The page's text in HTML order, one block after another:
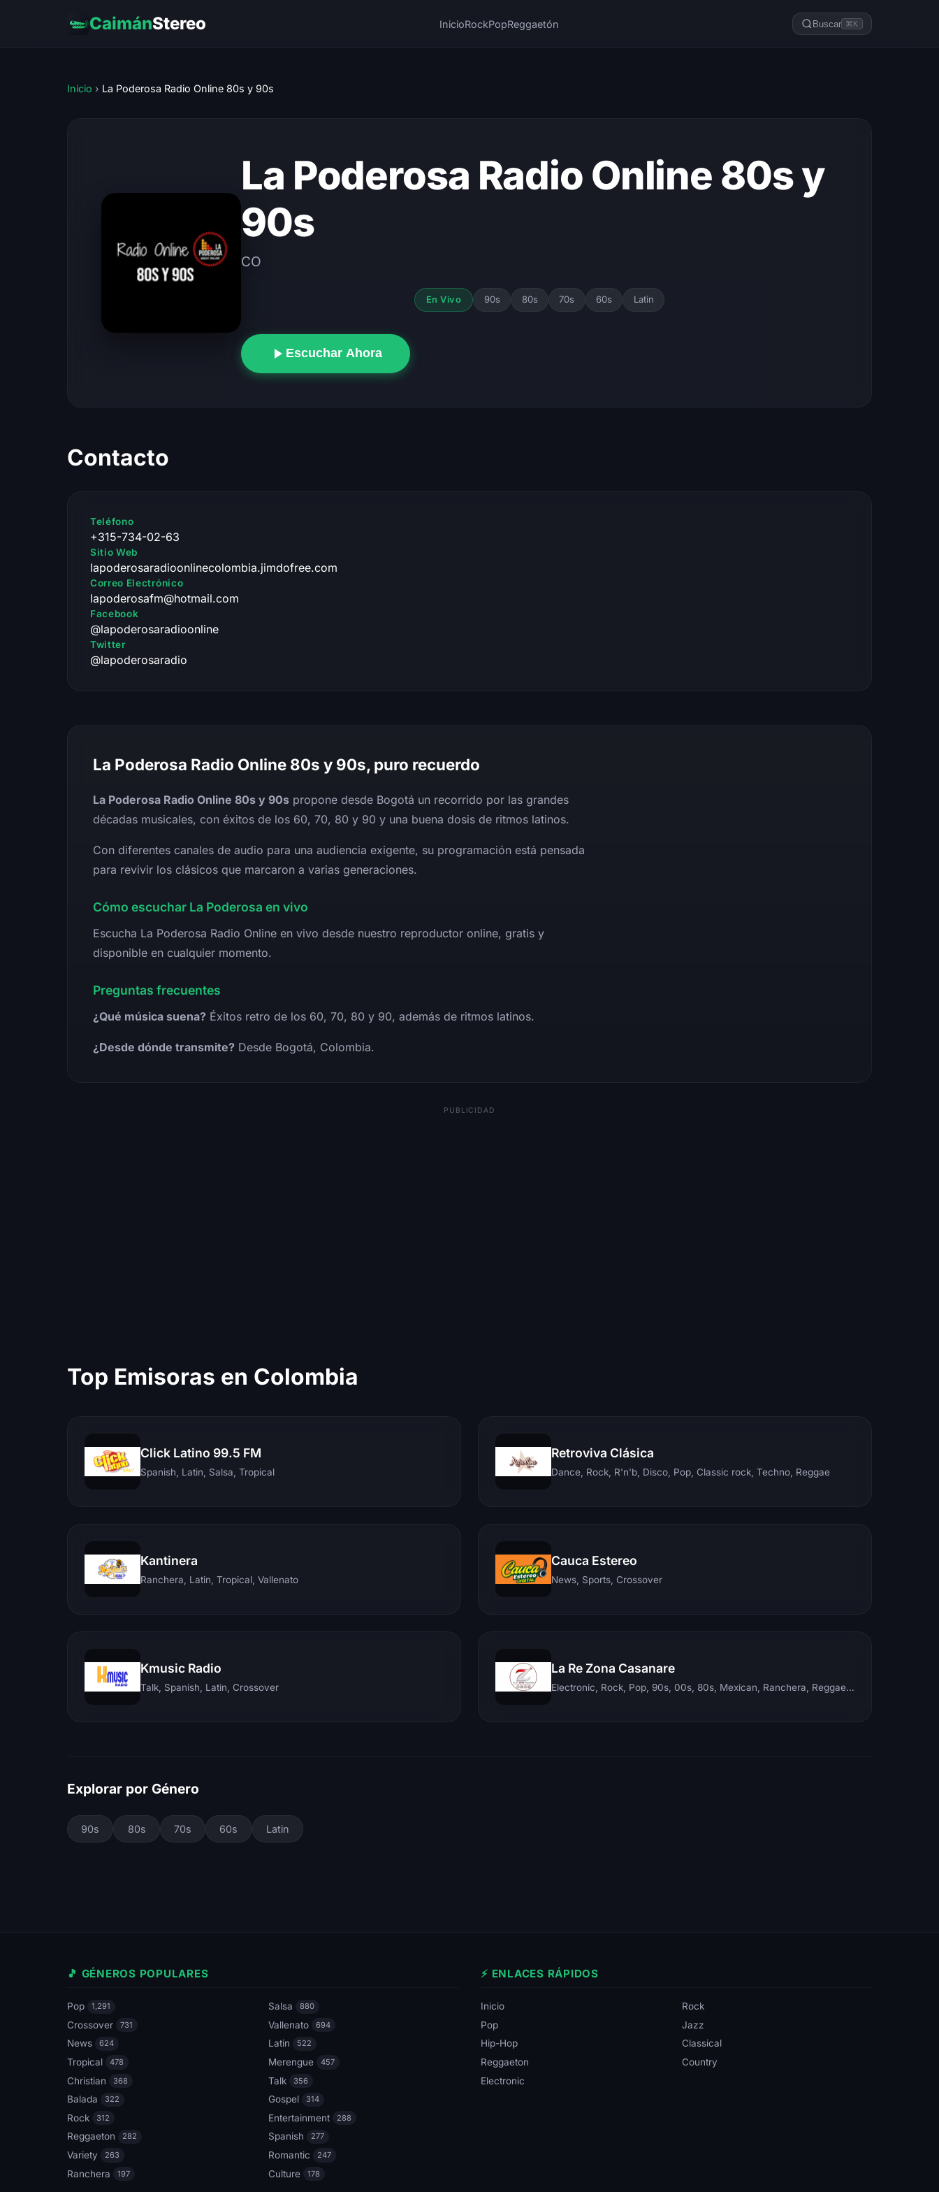
CaimánStereo InicioRockPopReggaetón Buscar ⌘K
Inicio › La Poderosa Radio Online 80s y 90s
La Poderosa Radio Online 80s y
90s
CO
En Vivo 90s 80s 70s 60s Latin
Escuchar Ahora
Contacto
Teléfono
+315-734-02-63
Sitio Web
lapoderosaradioonlinecolombia.jimdofree.com
Correo Electrónico
lapoderosafm@hotmail.com
Facebook
@lapoderosaradioonline
Twitter
@lapoderosaradio
La Poderosa Radio Online 80s y 90s, puro recuerdo
La Poderosa Radio Online 80s y 90s propone desde Bogotá un recorrido por las grandes
décadas musicales, con éxitos de los 60, 70, 80 y 90 y una buena dosis de ritmos latinos.
Con diferentes canales de audio para una audiencia exigente, su programación está pensada
para revivir los clásicos que marcaron a varias generaciones.
Cómo escuchar La Poderosa en vivo
Escucha La Poderosa Radio Online en vivo desde nuestro reproductor online, gratis y
disponible en cualquier momento.
Preguntas frecuentes
¿Qué música suena? Éxitos retro de los 60, 70, 80 y 90, además de ritmos latinos.
¿Desde dónde transmite? Desde Bogotá, Colombia.
PUBLICIDAD
Top Emisoras en Colombia
Click Latino 99.5 FM
Spanish, Latin, Salsa, Tropical
Retroviva Clásica
Dance, Rock, R'n'b, Disco, Pop, Classic rock, Techno, Reggae
Kantinera
Ranchera, Latin, Tropical, Vallenato
Cauca Estereo
News, Sports, Crossover
Kmusic Radio
Talk, Spanish, Latin, Crossover
La Re Zona Casanare
Electronic, Rock, Pop, 90s, 00s, 80s, Mexican, Ranchera, Reggaeton, Instrumental, Salsa, Merengue, Tropical, Romantic, Vallenato, Llanera
Explorar por Género
90s 80s 70s 60s Latin
🎵 GÉNEROS POPULARES
Pop 1,291 Salsa 880
Crossover 731 Vallenato 694
News 624 Latin 522
Tropical 478 Merengue 457
Christian 368 Talk 356
Balada 322 Gospel 314
Rock 312 Entertainment 288
Reggaeton 282 Spanish 277
Variety 263 Romantic 247
Ranchera 197 Culture 178
⚡ ENLACES RÁPIDOS
Inicio
Rock
Pop
Jazz
Hip-Hop
Classical
Reggaeton
Country
Electronic